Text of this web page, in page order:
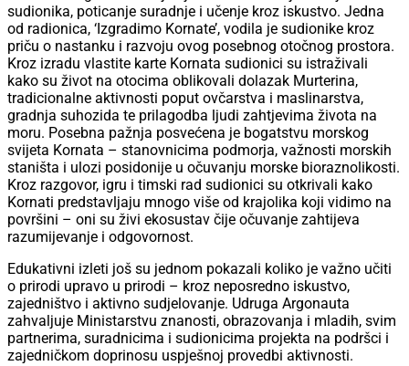
sudionika, poticanje suradnje i učenje kroz iskustvo. Jedna
od radionica, ‘Izgradimo Kornate’, vodila je sudionike kroz
priču o nastanku i razvoju ovog posebnog otočnog prostora.
Kroz izradu vlastite karte Kornata sudionici su istraživali
kako su život na otocima oblikovali dolazak Murterina,
tradicionalne aktivnosti poput ovčarstva i maslinarstva,
gradnja suhozida te prilagodba ljudi zahtjevima života na
moru. Posebna pažnja posvećena je bogatstvu morskog
svijeta Kornata – stanovnicima podmorja, važnosti morskih
staništa i ulozi posidonije u očuvanju morske bioraznolikosti.
Kroz razgovor, igru i timski rad sudionici su otkrivali kako
Kornati predstavljaju mnogo više od krajolika koji vidimo na
površini – oni su živi ekosustav čije očuvanje zahtijeva
razumijevanje i odgovornost.
Edukativni izleti još su jednom pokazali koliko je važno učiti
o prirodi upravo u prirodi – kroz neposredno iskustvo,
zajedništvo i aktivno sudjelovanje. Udruga Argonauta
zahvaljuje Ministarstvu znanosti, obrazovanja i mladih, svim
partnerima, suradnicima i sudionicima projekta na podršci i
zajedničkom doprinosu uspješnoj provedbi aktivnosti.